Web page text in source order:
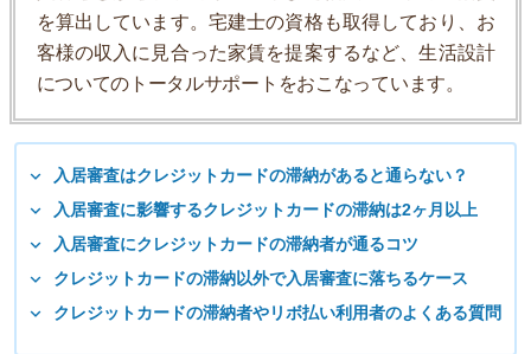
を算出しています。宅建士の資格も取得しており、お
客様の収入に見合った家賃を提案するなど、生活設計
についてのトータルサポートをおこなっています。
入居審査はクレジットカードの滞納があると通らない？
入居審査に影響するクレジットカードの滞納は2ヶ月以上
入居審査にクレジットカードの滞納者が通るコツ
クレジットカードの滞納以外で入居審査に落ちるケース
クレジットカードの滞納者やリボ払い利用者のよくある質問